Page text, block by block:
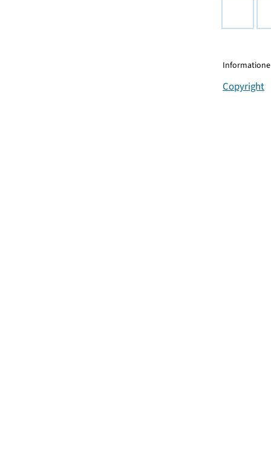
Copyright